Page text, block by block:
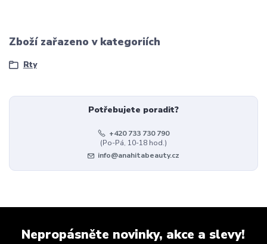
Zboží zařazeno v kategoriích
Rty
Potřebujete poradit?
+420 733 730 790
(Po-Pá, 10-18 hod.)
info@anahitabeauty.cz
Nepropásněte novinky, akce a slevy!